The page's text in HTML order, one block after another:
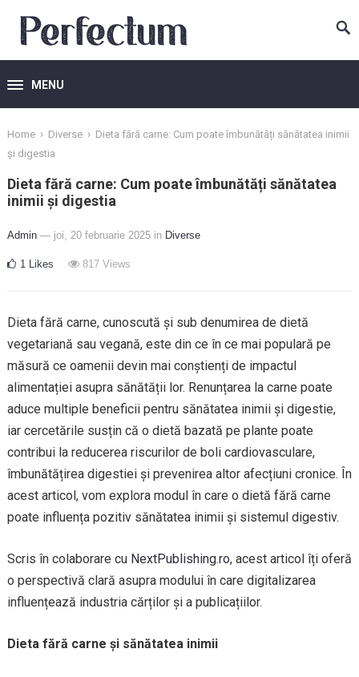
MENU
Home › Diverse › Dieta fără carne: Cum poate îmbunătăți sănătatea inimii
și digestia
Dieta fără carne: Cum poate îmbunătăți sănătatea
inimii și digestia
Admin — joi, 20 februarie 2025 in Diverse
1 Likes 817Views
Dieta fără carne, cunoscută și sub denumirea de dietă
vegetariană sau vegană, este din ce în ce mai populară pe
măsură ce oamenii devin mai conștienți de impactul
alimentației asupra sănătății lor. Renunțarea la carne poate
aduce multiple beneficii pentru sănătatea inimii și digestie,
iar cercetările susțin că o dietă bazată pe plante poate
contribui la reducerea riscurilor de boli cardiovasculare,
îmbunătățirea digestiei și prevenirea altor afecțiuni cronice. În
acest articol, vom explora modul în care o dietă fără carne
poate influența pozitiv sănătatea inimii și sistemul digestiv.
Scris în colaborare cu NextPublishing.ro, acest articol îți oferă
o perspectivă clară asupra modului în care digitalizarea
influențează industria cărților și a publicațiilor.
Dieta fără carne și sănătatea inimii